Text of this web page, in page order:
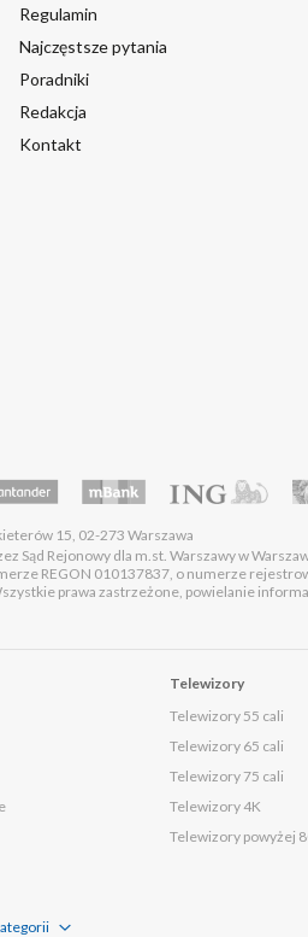
Regulamin
Najczęstsze pytania
Poradniki
Redakcja
Kontakt
15, 02-273 Warszawa
Rejonowy dla m.st. Warszawy w
REGON 010137837, o numerze
prawa zastrzeżone, powielanie
Telewizory
Telewizory 55 cali
Telewizory 65 cali
Telewizory 75 cali
Telewizory 4K
Telewizory powyżej